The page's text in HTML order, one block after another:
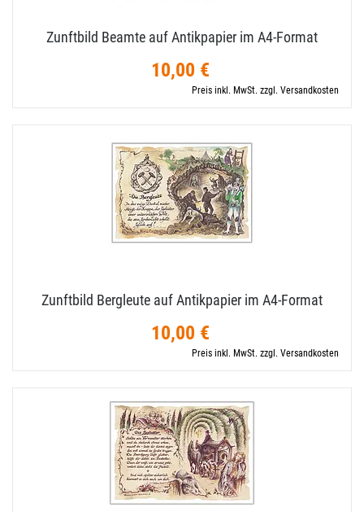
Zunftbild Beamte auf Antikpapier im A4-​Format
10,00 €
Preis inkl. MwSt. zzgl. Versandkosten
Zunftbild Bergleute auf Antikpapier im A4-​Format
10,00 €
Preis inkl. MwSt. zzgl. Versandkosten